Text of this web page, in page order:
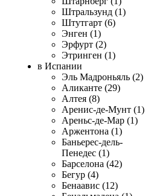
Штральзунд (1)
Штутгарт (6)
Энген (1)
Эрфурт (2)
Этринген (1)
в Испании
Эль Мадроньяль (2)
Аликанте (29)
Алтея (8)
Аренис-де-Мунт (1)
Ареньс-де-Мар (1)
Аржентона (1)
Баньерес-дель-
Пенедес (1)
Барселона (42)
Бегур (4)
Бенаавис (12)